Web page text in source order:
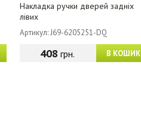
Накладка ручки дверей задніх
лівих
Артикул: J69-6205251-DQ
В КОШИК
408 грн.